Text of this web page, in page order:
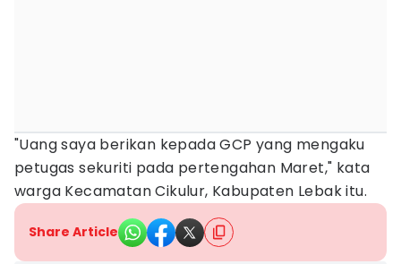
"Uang saya berikan kepada GCP yang mengaku
petugas sekuriti pada pertengahan Maret," kata
warga Kecamatan Cikulur, Kabupaten Lebak itu.
Share Article